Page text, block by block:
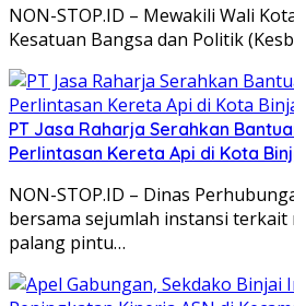
NON-STOP.ID – Mewakili Wali
Kesatuan Bangsa dan Politik
PT Jasa Raharja Serahkan
Perlintasan Kereta Api di Kota
NON-STOP.ID – Dinas
bersama sejumlah instansi
palang pintu…